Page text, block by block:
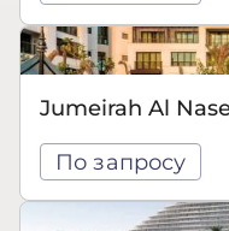
Jumeirah Al
По запросу